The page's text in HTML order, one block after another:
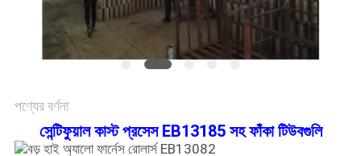
গোপনীয়তা
পণ্যের বর্ণনা
সেন্টিফুয়াল কাস্ট প্রসেস EB13185 সহ ফাঁকা টিউবগুলি